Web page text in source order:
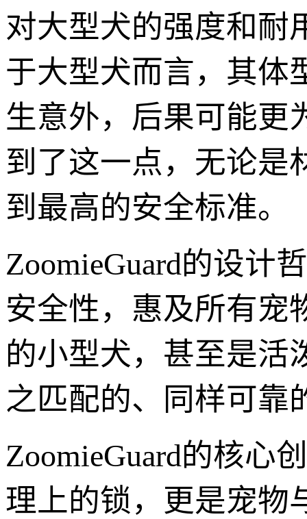
对大型犬的强度和耐
于大型犬而言，其体
生意外，后果可能更
到了这一点，无论是
到最高的安全标准。
ZoomieGuard的设计
安全性，惠及所有宠
的小型犬，甚至是活
之匹配的、同样可靠
ZoomieGuard的核心
理上的锁，更是宠物